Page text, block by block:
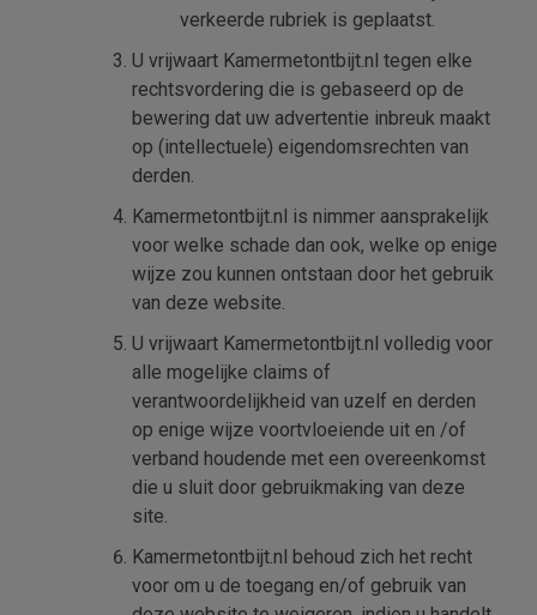
verkeerde rubriek is geplaatst.
U vrijwaart Kamermetontbijt.nl tegen elke
rechtsvordering die is gebaseerd op de
bewering dat uw advertentie inbreuk maakt
op (intellectuele) eigendomsrechten van
derden.
Kamermetontbijt.nl is nimmer aansprakelijk
voor welke schade dan ook, welke op enige
wijze zou kunnen ontstaan door het gebruik
van deze website.
U vrijwaart Kamermetontbijt.nl volledig voor
alle mogelijke claims of
verantwoordelijkheid van uzelf en derden
op enige wijze voortvloeiende uit en /of
verband houdende met een overeenkomst
die u sluit door gebruikmaking van deze
site.
Kamermetontbijt.nl behoud zich het recht
voor om u de toegang en/of gebruik van